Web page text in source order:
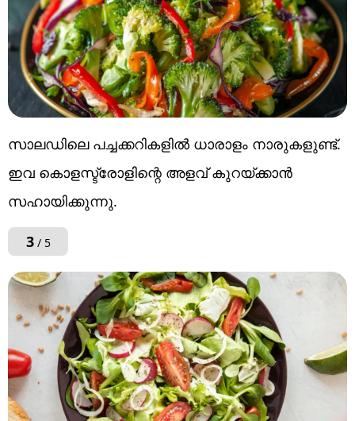
സാലഡിലെ പച്ചക്കറികളിൽ ധാരാളം നാരുകളുണ്ട്.
ഇവ കൊളസ്ട്രോളിന്റെ അളവ് കുറയ്ക്കാൻ
സഹായിക്കുന്നു.
3/ 5